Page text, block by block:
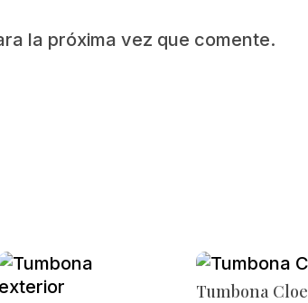
la próxima vez que comente.
Tumbona Cloe